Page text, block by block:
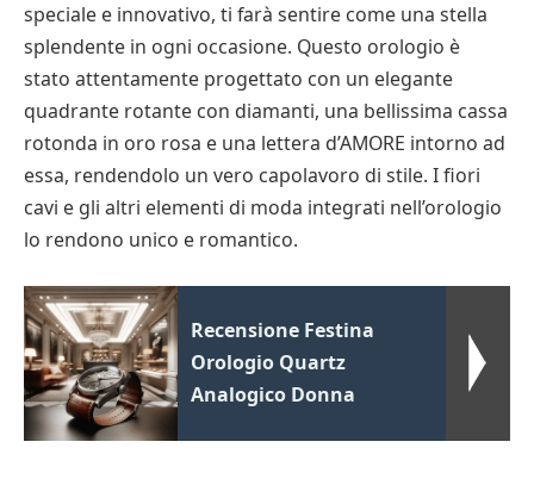
speciale e innovativo, ti farà sentire come una stella
splendente in ogni occasione. Questo orologio è
stato attentamente progettato con un elegante
quadrante rotante con diamanti, una bellissima cassa
rotonda in oro rosa e una lettera d’AMORE intorno ad
essa, rendendolo un vero capolavoro di stile. I fiori
cavi e gli altri elementi di moda integrati nell’orologio
lo rendono unico e romantico.
Recensione Festina
Orologio Quartz
Analogico Donna